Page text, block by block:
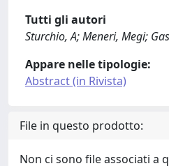
Tutti gli autori
Sturchio, A; Meneri, Megi;
Appare nelle tipologie:
Abstract (in Rivista)
File in questo prodotto:
Non ci sono file associati a